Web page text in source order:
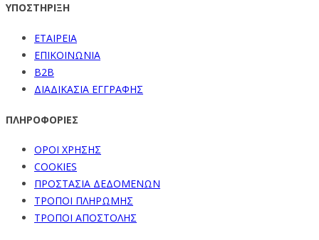
ΥΠΟΣΤΗΡΙΞΗ
ΕΤΑΙΡΕΙΑ
ΕΠΙΚΟΙΝΩΝΙΑ
B2B
ΔΙΑΔΙΚΑΣΙΑ ΕΓΓΡΑΦΗΣ
ΠΛΗΡΟΦΟΡΙΕΣ
ΟΡΟΙ ΧΡΗΣΗΣ
COOKIES
ΠΡΟΣΤΑΣΙΑ ΔΕΔΟΜΕΝΩΝ
ΤΡΟΠΟΙ ΠΛΗΡΩΜΗΣ
ΤΡΟΠΟΙ ΑΠΟΣΤΟΛΗΣ